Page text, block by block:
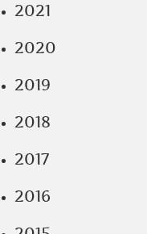
2021
2020
2019
2018
2017
2016